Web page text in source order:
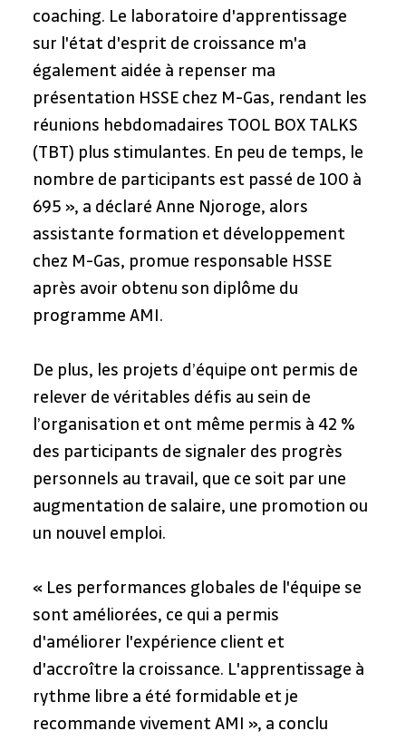
coaching. Le laboratoire d'apprentissage
sur l'état d'esprit de croissance m'a
également aidée à repenser ma
présentation HSSE chez M-Gas, rendant les
réunions hebdomadaires TOOL BOX TALKS
(TBT) plus stimulantes. En peu de temps, le
nombre de participants est passé de 100 à
695 », a déclaré Anne Njoroge, alors
assistante formation et développement
chez M-Gas, promue responsable HSSE
après avoir obtenu son diplôme du
programme AMI.
De plus, les projets d’équipe ont permis de
relever de véritables défis au sein de
l’organisation et ont même permis à 42 %
des participants de signaler des progrès
personnels au travail, que ce soit par une
augmentation de salaire, une promotion ou
un nouvel emploi.
« Les performances globales de l'équipe se
sont améliorées, ce qui a permis
d'améliorer l'expérience client et
d'accroître la croissance. L'apprentissage à
rythme libre a été formidable et je
recommande vivement AMI », a conclu